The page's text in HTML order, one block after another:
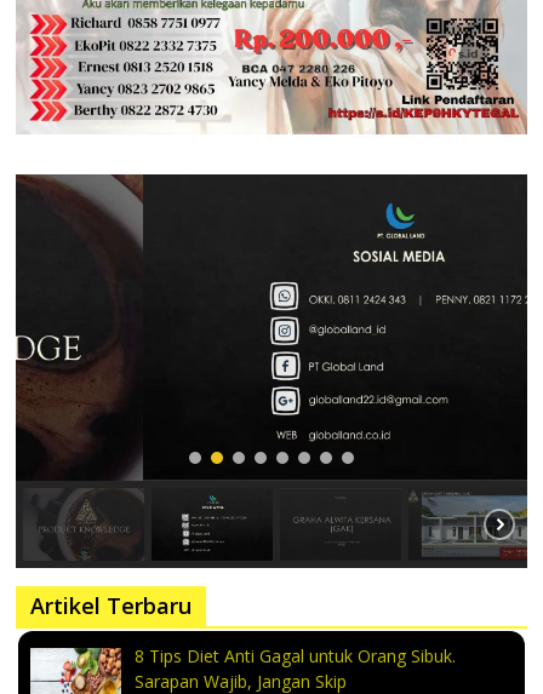
Artikel Terbaru
8 Tips Diet Anti Gagal untuk Orang Sibuk.
Sarapan Wajib, Jangan Skip